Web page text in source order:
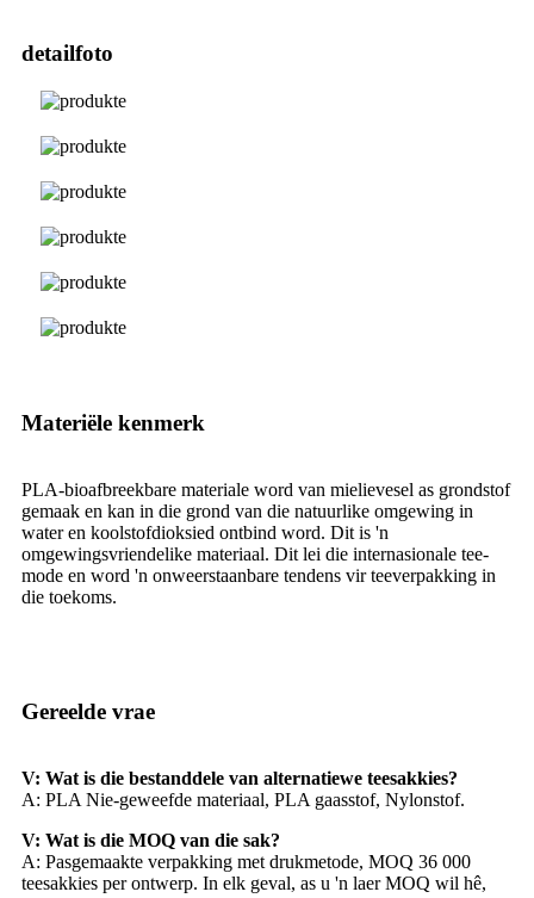
detailfoto
Materiële kenmerk
PLA-bioafbreekbare materiale word van mielievesel as grondstof
gemaak en kan in die grond van die natuurlike omgewing in
water en koolstofdioksied ontbind word. Dit is 'n
omgewingsvriendelike materiaal. Dit lei die internasionale tee-
mode en word 'n onweerstaanbare tendens vir teeverpakking in
die toekoms.
Gereelde vrae
V: Wat is die bestanddele van alternatiewe teesakkies?
A: PLA Nie-geweefde materiaal, PLA gaasstof, Nylonstof.
V: Wat is die MOQ van die sak?
A: Pasgemaakte verpakking met drukmetode, MOQ 36 000
teesakkies per ontwerp. In elk geval, as u 'n laer MOQ wil hê,